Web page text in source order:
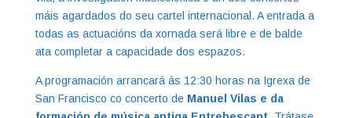
máis agardados do seu cartel internacional. A entrada a
todas as actuacións da xornada será libre e de balde
ata completar a capacidade dos espazos.
A programación arrancará ás 12:30 horas na Igrexa de
San Francisco co concerto de Manuel Vilas e da